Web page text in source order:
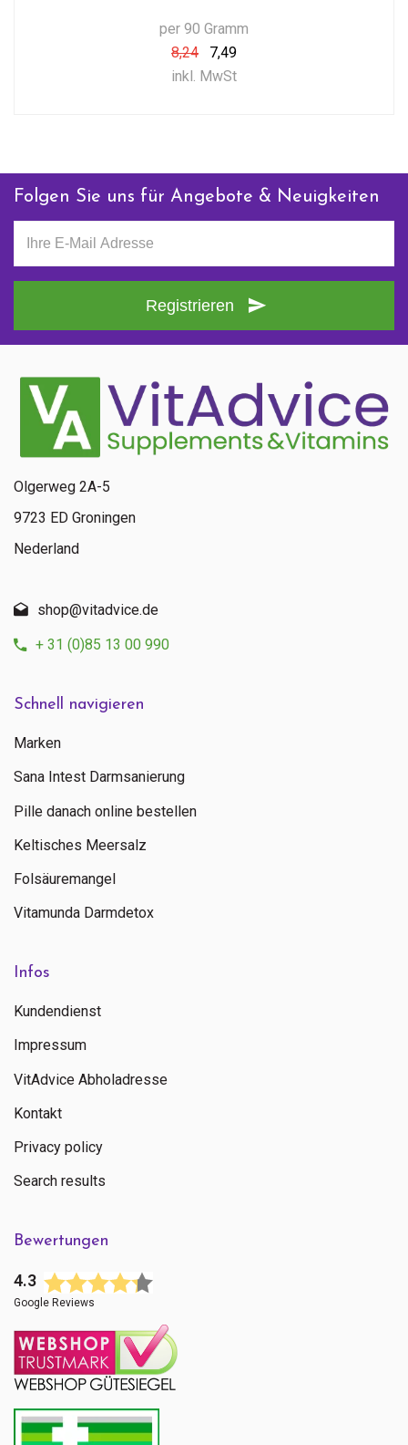
per 90 Gramm
8,24
7,49
inkl. MwSt
Folgen Sie uns für Angebote & Neuigkeiten
Registrieren
Schnell navigieren
Marken
Sana Intest Darmsanierung
Pille danach online bestellen
Keltisches Meersalz
Folsäuremangel
Vitamunda Darmdetox
Infos
Kundendienst
Impressum
VitAdvice Abholadresse
Kontakt
Privacy policy
Search results
Bewertungen
4.3
Google Reviews
Olgerweg 2A-5
9723 ED Groningen
Nederland
shop@vitadvice.de
+ 31 (0)85 13 00 990